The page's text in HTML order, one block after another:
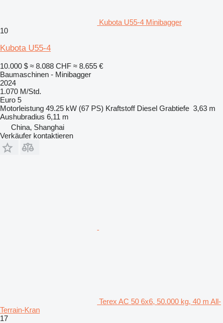
Kubota U55-4 Minibagger
10
Kubota U55-4
10.000 $ ≈ 8.088 CHF ≈ 8.655 €
Baumaschinen - Minibagger
2024
1.070 M/Std.
Euro 5
Motorleistung 49.25 kW (67 PS) Kraftstoff Diesel Grabtiefe 3,63 m
Aushubradius 6,11 m
China, Shanghai
Verkäufer kontaktieren
Terex AC 50 6x6, 50.000 kg, 40 m All-
Terrain-Kran
17